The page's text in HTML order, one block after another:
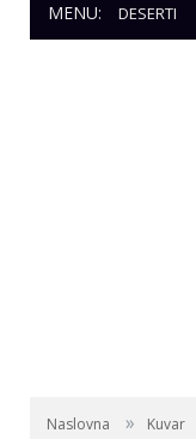
MENU: DESERTI
Naslovna » Kuvar